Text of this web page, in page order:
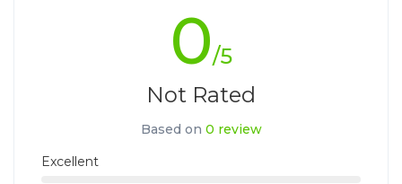
0/5
Not Rated
Based on 0 review
Excellent